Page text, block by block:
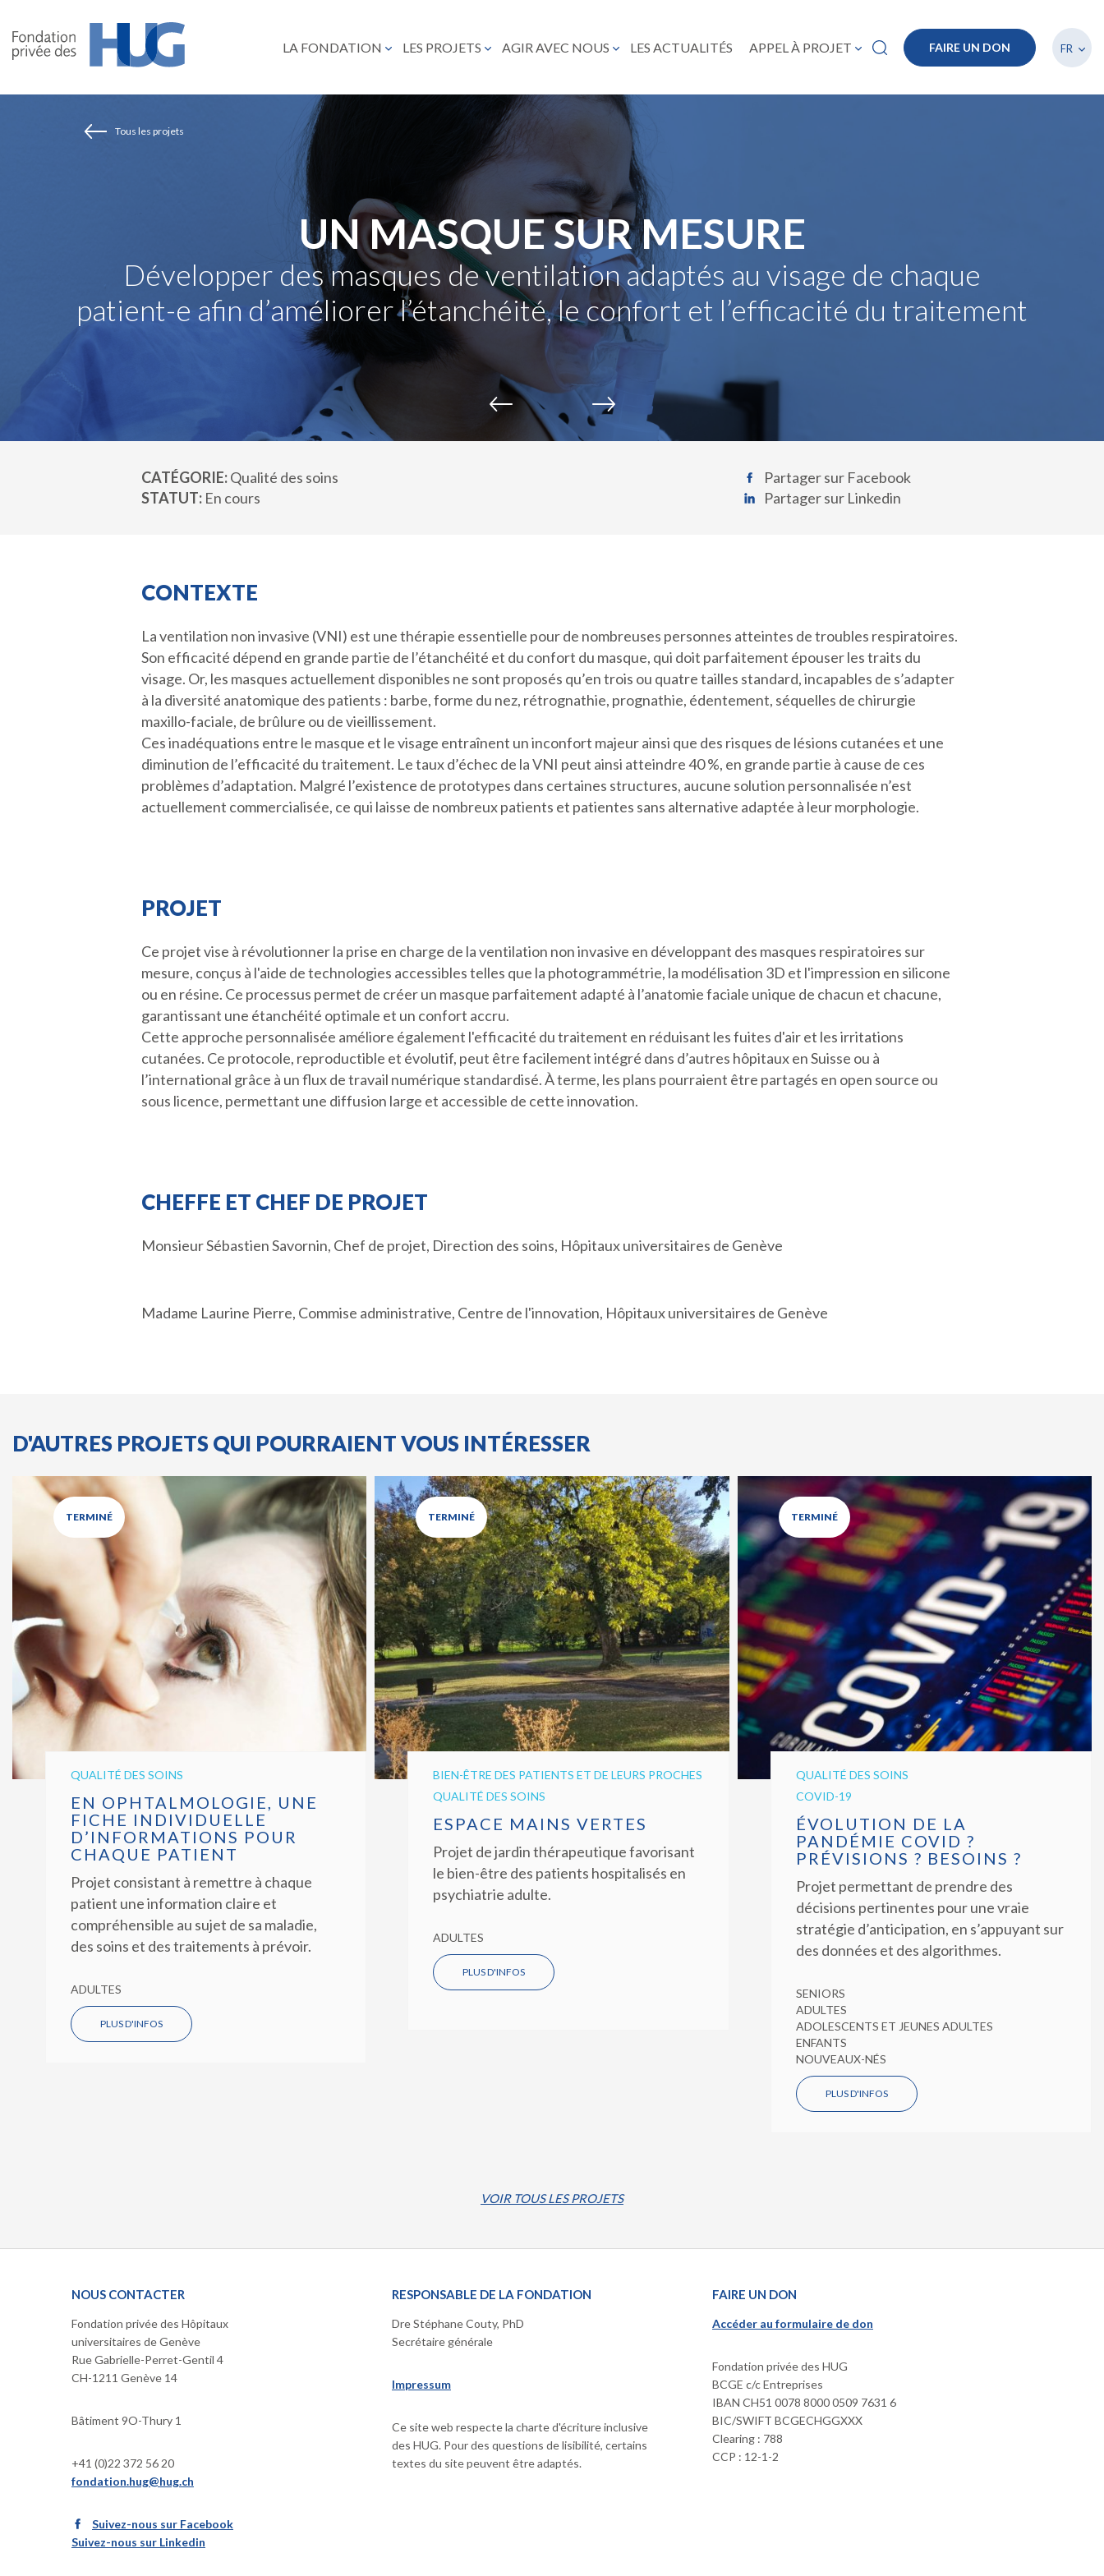
au
contenu
LA FONDATION LES PROJETS AGIR AVEC NOUS LES ACTUALITÉS APPEL À PROJET FAIRE UN DON FR
Lister
Tous les projets
UN MASQUE SUR MESURE
Développer des masques de ventilation adaptés au visage de chaque
patient-e afin d’améliorer l’étanchéité, le confort et l’efficacité du traitement
CATÉGORIE Qualité des soins
STATUT En cours
Partager sur Facebook
Partager sur Linkedin
CONTEXTE
La ventilation non invasive (VNI) est une thérapie essentielle pour de nombreuses personnes atteintes de troubles respiratoires.
Son efficacité dépend en grande partie de l’étanchéité et du confort du masque, qui doit parfaitement épouser les traits du
visage. Or, les masques actuellement disponibles ne sont proposés qu’en trois ou quatre tailles standard, incapables de s’adapter
à la diversité anatomique des patients : barbe, forme du nez, rétrognathie, prognathie, édentement, séquelles de chirurgie
maxillo-faciale, de brûlure ou de vieillissement.
Ces inadéquations entre le masque et le visage entraînent un inconfort majeur ainsi que des risques de lésions cutanées et une
diminution de l’efficacité du traitement. Le taux d’échec de la VNI peut ainsi atteindre 40 %, en grande partie à cause de ces
problèmes d’adaptation. Malgré l’existence de prototypes dans certaines structures, aucune solution personnalisée n’est
actuellement commercialisée, ce qui laisse de nombreux patients et patientes sans alternative adaptée à leur morphologie.
PROJET
Ce projet vise à révolutionner la prise en charge de la ventilation non invasive en développant des masques respiratoires sur
mesure, conçus à l'aide de technologies accessibles telles que la photogrammétrie, la modélisation 3D et l'impression en silicone
ou en résine. Ce processus permet de créer un masque parfaitement adapté à l’anatomie faciale unique de chacun et chacune,
garantissant une étanchéité optimale et un confort accru.
Cette approche personnalisée améliore également l'efficacité du traitement en réduisant les fuites d'air et les irritations
cutanées. Ce protocole, reproductible et évolutif, peut être facilement intégré dans d’autres hôpitaux en Suisse ou à
l’international grâce à un flux de travail numérique standardisé. À terme, les plans pourraient être partagés en open source ou
sous licence, permettant une diffusion large et accessible de cette innovation.
CHEFFE ET CHEF DE PROJET
Monsieur Sébastien Savornin, Chef de projet, Direction des soins, Hôpitaux universitaires de Genève
Madame Laurine Pierre, Commise administrative, Centre de l'innovation, Hôpitaux universitaires de Genève
D'AUTRES PROJETS QUI POURRAIENT VOUS INTÉRESSER
TERMINÉ
QUALITÉ DES SOINS
EN OPHTALMOLOGIE, UNE
FICHE INDIVIDUELLE
D’INFORMATIONS POUR
CHAQUE PATIENT
Projet consistant à remettre à chaque
patient une information claire et
compréhensible au sujet de sa maladie,
des soins et des traitements à prévoir.
ADULTES
PLUS D'INFOS
TERMINÉ
BIEN-ÊTRE DES PATIENTS ET DE LEURS PROCHES
QUALITÉ DES SOINS
ESPACE MAINS VERTES
Projet de jardin thérapeutique favorisant
le bien-être des patients hospitalisés en
psychiatrie adulte.
ADULTES
PLUS D'INFOS
TERMINÉ
QUALITÉ DES SOINS
COVID-19
ÉVOLUTION DE LA
PANDÉMIE COVID ?
PRÉVISIONS ? BESOINS ?
Projet permettant de prendre des
décisions pertinentes pour une vraie
stratégie d’anticipation, en s’appuyant sur
des données et des algorithmes.
SENIORS
ADULTES
ADOLESCENTS ET JEUNES ADULTES
ENFANTS
NOUVEAUX-NÉS
PLUS D'INFOS
VOIR TOUS LES PROJETS
NOUS CONTACTER
Fondation privée des Hôpitaux
universitaires de Genève
Rue Gabrielle-Perret-Gentil 4
CH-1211 Genève 14
Bâtiment 9O-Thury 1
+41 (0)22 372 56 20
fondation.hug@hug.ch
Suivez-nous sur Facebook
Suivez-nous sur Linkedin
RESPONSABLE DE LA FONDATION
Dre Stéphane Couty, PhD
Secrétaire générale
Impressum
Ce site web respecte la charte d'écriture inclusive
des HUG. Pour des questions de lisibilité, certains
textes du site peuvent être adaptés.
FAIRE UN DON
Accéder au formulaire de don
Fondation privée des HUG
BCGE c/c Entreprises
IBAN CH51 0078 8000 0509 7631 6
BIC/SWIFT BCGECHGGXXX
Clearing : 788
CCP : 12-1-2